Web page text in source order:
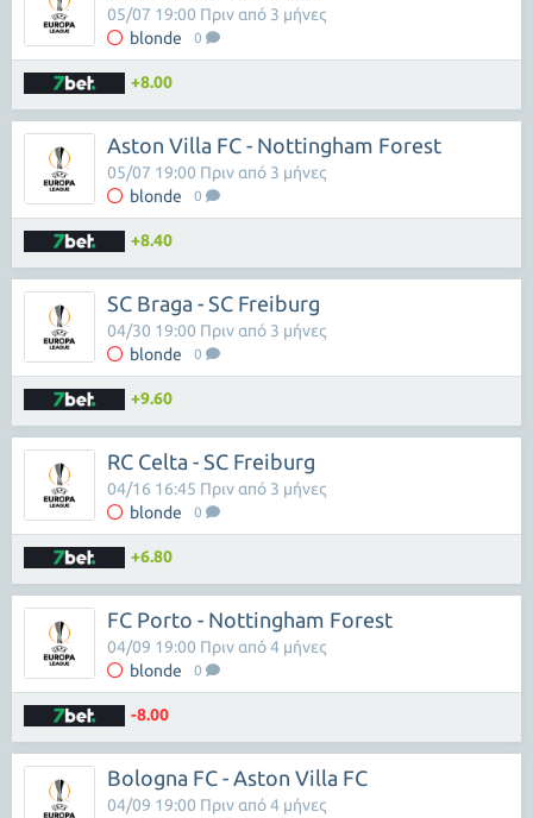
blonde 0
05/07 19:00 Πριν από 3 μήνες
+8.00
Aston Villa FC - Nottingham Forest
blonde 0
05/07 19:00 Πριν από 3 μήνες
+8.40
SC Braga - SC Freiburg
blonde 0
04/30 19:00 Πριν από 3 μήνες
+9.60
RC Celta - SC Freiburg
blonde 0
04/16 16:45 Πριν από 3 μήνες
+6.80
FC Porto - Nottingham Forest
blonde 0
04/09 19:00 Πριν από 4 μήνες
-8.00
Bologna FC - Aston Villa FC
04/09 19:00 Πριν από 4 μήνες